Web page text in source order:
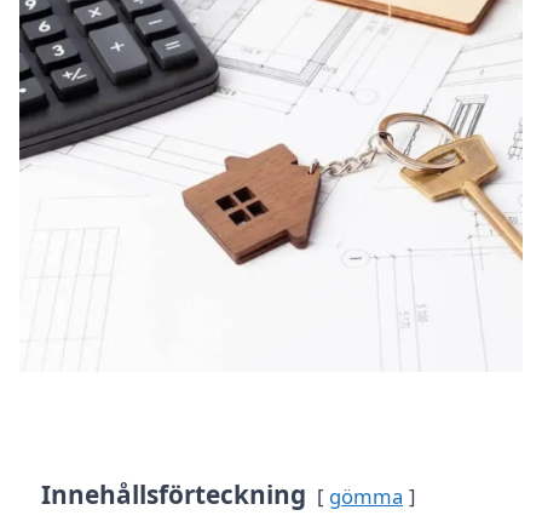
Innehållsförteckning gömma